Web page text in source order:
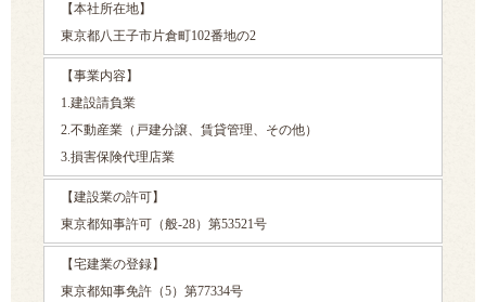
【本社所在地】
東京都八王子市片倉町102番地の2
【事業内容】
1.建設請負業
2.不動産業（戸建分譲、賃貸管理、その他）
3.損害保険代理店業
【建設業の許可】
東京都知事許可（般-28）第53521号
【宅建業の登録】
東京都知事免許（5）第77334号